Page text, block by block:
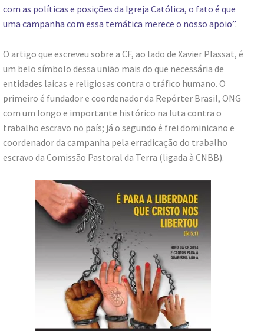
com as políticas e posições da Igreja Católica, o fato é que
uma campanha com essa temática merece o nosso apoio”.
O artigo que escreveu sobre a CF, ao lado de Xavier Plassat, é
um belo símbolo dessa união mais do que necessária de
entidades laicas e religiosas contra o tráfico humano. O
primeiro é fundador e coordenador da Repórter Brasil, ONG
com um longo e importante histórico na luta contra o
trabalho escravo no país; já o segundo é frei dominicano e
coordenador da campanha pela erradicação do trabalho
escravo da Comissão Pastoral da Terra (ligada à CNBB).